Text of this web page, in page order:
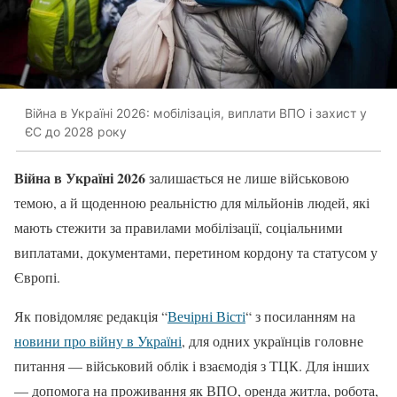
Війна в Україні 2026: мобілізація, виплати ВПО і захист у
ЄС до 2028 року
Війна в Україні 2026залишається не лише військовою
темою, а й щоденною реальністю для мільйонів людей, які
мають стежити за правилами мобілізації, соціальними
виплатами, документами, перетином кордону та статусом у
Європі.
Як повідомляє редакція “Вечірні Вісті“ з посиланням на
новини про війну в Україні, для одних українців головне
питання — військовий облік і взаємодія з ТЦК. Для інших
— допомога на проживання як ВПО, оренда житла, робота,